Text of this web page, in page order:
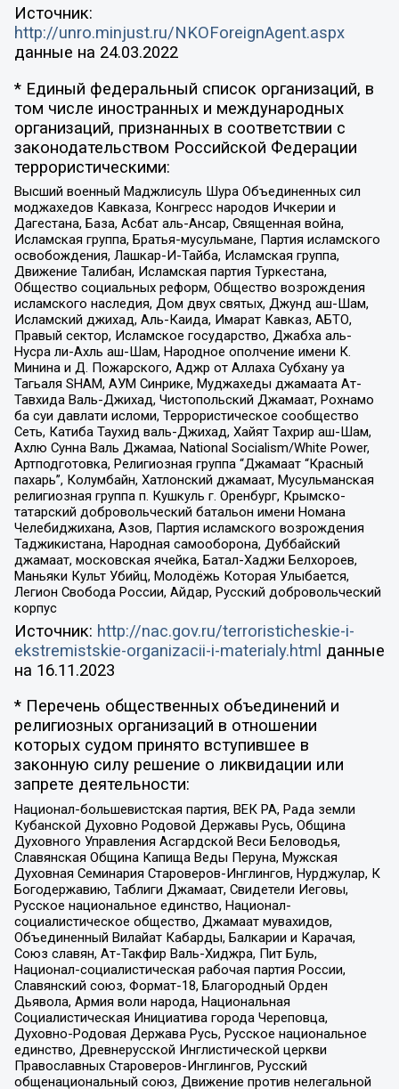
Источник:
http://unro.minjust.ru/NKOForeignAgent.aspx
данные на 24.03.2022
* Единый федеральный список организаций, в
том числе иностранных и международных
организаций, признанных в соответствии с
законодательством Российской Федерации
террористическими:
Высший военный Маджлисуль Шура Объединенных сил
моджахедов Кавказа, Конгресс народов Ичкерии и
Дагестана, База, Асбат аль-Ансар, Священная война,
Исламская группа, Братья-мусульмане, Партия исламского
освобождения, Лашкар-И-Тайба, Исламская группа,
Движение Талибан, Исламская партия Туркестана,
Общество социальных реформ, Общество возрождения
исламского наследия, Дом двух святых, Джунд аш-Шам,
Исламский джихад, Аль-Каида, Имарат Кавказ, АБТО,
Правый сектор, Исламское государство, Джабха аль-
Нусра ли-Ахль аш-Шам, Народное ополчение имени К.
Минина и Д. Пожарского, Аджр от Аллаха Субхану уа
Тагьаля SHAM, АУМ Синрике, Муджахеды джамаата Ат-
Тавхида Валь-Джихад, Чистопольский Джамаат, Рохнамо
ба суи давлати исломи, Террористическое сообщество
Сеть, Катиба Таухид валь-Джихад, Хайят Тахрир аш-Шам,
Ахлю Сунна Валь Джамаа, National Socialism/White Power,
Артподготовка, Религиозная группа “Джамаат “Красный
пахарь”, Колумбайн, Хатлонский джамаат, Мусульманская
религиозная группа п. Кушкуль г. Оренбург, Крымско-
татарский добровольческий батальон имени Номана
Челебиджихана, Азов, Партия исламского возрождения
Таджикистана, Народная самооборона, Дуббайский
джамаат, московская ячейка, Батал-Хаджи Белхороев,
Маньяки Культ Убийц, Молодёжь Которая Улыбается,
Легион Свобода России, Айдар, Русский добровольческий
корпус
Источник: http://nac.gov.ru/terroristicheskie-i-
ekstremistskie-organizacii-i-materialy.html данные
на 16.11.2023
* Перечень общественных объединений и
религиозных организаций в отношении
которых судом принято вступившее в
законную силу решение о ликвидации или
запрете деятельности:
Национал-большевистская партия, ВЕК РА, Рада земли
Кубанской Духовно Родовой Державы Русь, Община
Духовного Управления Асгардской Веси Беловодья,
Славянская Община Капища Веды Перуна, Мужская
Духовная Семинария Староверов-Инглингов, Нурджулар, К
Богодержавию, Таблиги Джамаат, Свидетели Иеговы,
Русское национальное единство, Национал-
социалистическое общество, Джамаат мувахидов,
Объединенный Вилайат Кабарды, Балкарии и Карачая,
Союз славян, Ат-Такфир Валь-Хиджра, Пит Буль,
Национал-социалистическая рабочая партия России,
Славянский союз, Формат-18, Благородный Орден
Дьявола, Армия воли народа, Национальная
Социалистическая Инициатива города Череповца,
Духовно-Родовая Держава Русь, Русское национальное
единство, Древнерусской Инглистической церкви
Православных Староверов-Инглингов, Русский
общенациональный союз, Движение против нелегальной